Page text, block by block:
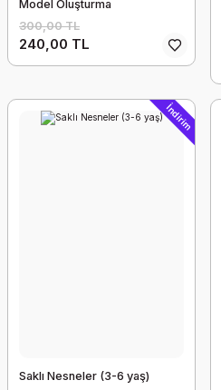
Model Oluşturma
300,00 TL
240,00 TL
İndirim
Saklı Nesneler (3-6 yaş)